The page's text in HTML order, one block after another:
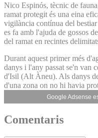
Nico Espinós, tècnic de
ramat protegit és una eina
vigilància contínua del
es fa amb l'ajuda de gossos
del ramat en recintes
Durant aquest primer més
danys i l'any passat se'n van
d'Isil (Alt Àneu). Als danys
d'una zona on no hi havia
Google Adsense
Comentaris